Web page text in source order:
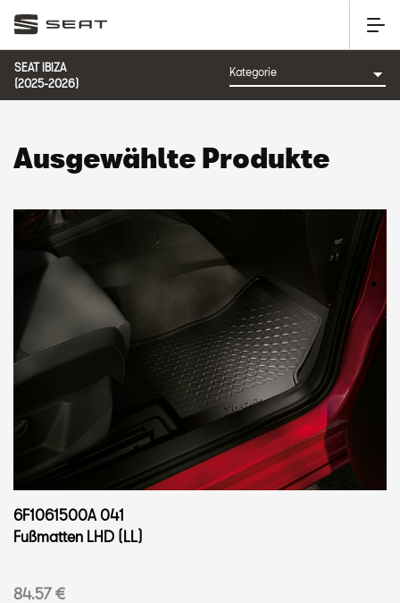
SEAT IBIZA
(2025-2026)
Ausgewählte Produkte
6F1061500A 041
Fußmatten LHD (LL)
84.57 €